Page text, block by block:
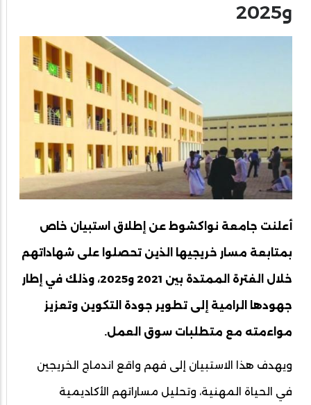
و2025
أعلنت جامعة نواكشوط عن إطلاق استبيان خاص
بمتابعة مسار خريجيها الذين تحصلوا على شهاداتهم
خلال الفترة الممتدة بين 2021 و2025، وذلك في إطار
جهودها الرامية إلى تطوير جودة التكوين وتعزيز
مواءمته مع متطلبات سوق العمل.
ويهدف هذا الاستبيان إلى فهم واقع اندماج الخريجين
في الحياة المهنية، وتحليل مساراتهم الأكاديمية